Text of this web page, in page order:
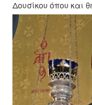
Δουσίκου όπου και